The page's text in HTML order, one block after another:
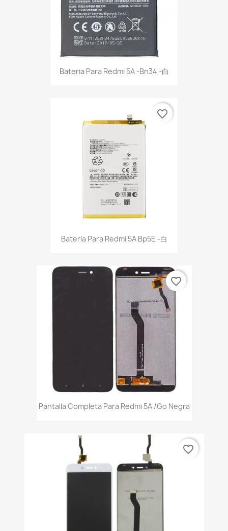
Bateria Para Redmi 5A -Bn34 -白
Bateria Para Redmi 5A Bp5E -白
favorite_border
Pantalla Completa Para Redmi 5A /Go Negra
favorite_border
favorite_border